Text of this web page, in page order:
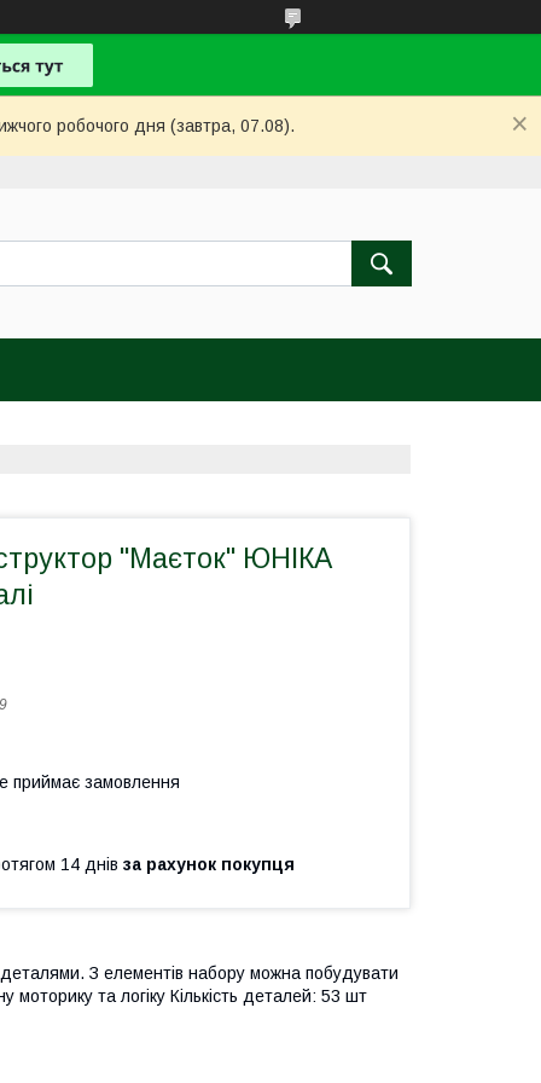
робочого дня (завтра, 07.08).
"Маєток" ЮНІКА
приймає замовлення
14 днів за рахунок покупця
З елементів набору можна побудувати
моторику та логіку Кількість деталей: 53 шт